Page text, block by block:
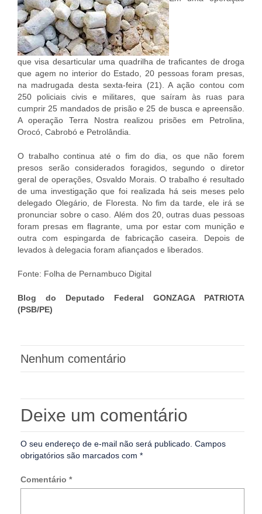
que visa desarticular uma quadrilha de traficantes de droga
que agem no interior do Estado, 20 pessoas foram presas,
na madrugada desta sexta-feira (21). A ação contou com
250 policiais civis e militares, que saíram às ruas para
cumprir 25 mandados de prisão e 25 de busca e apreensão.
A operação Terra Nostra realizou prisões em Petrolina,
Orocó, Cabrobó e Petrolândia.
O trabalho continua até o fim do dia, os que não forem
presos serão considerados foragidos, segundo o diretor
geral de operações, Osvaldo Morais. O trabalho é resultado
de uma investigação que foi realizada há seis meses pelo
delegado Olegário, de Floresta. No fim da tarde, ele irá se
pronunciar sobre o caso. Além dos 20, outras duas pessoas
foram presas em flagrante, uma por estar com munição e
outra com espingarda de fabricação caseira. Depois de
levados à delegacia foram afiançados e liberados.
Fonte: Folha de Pernambuco Digital
Blog do Deputado Federal GONZAGA PATRIOTA
(PSB/PE)
Nenhum comentário
Deixe um comentário
O seu endereço de e-mail não será publicado. Campos
obrigatórios são marcados com *
Comentário *